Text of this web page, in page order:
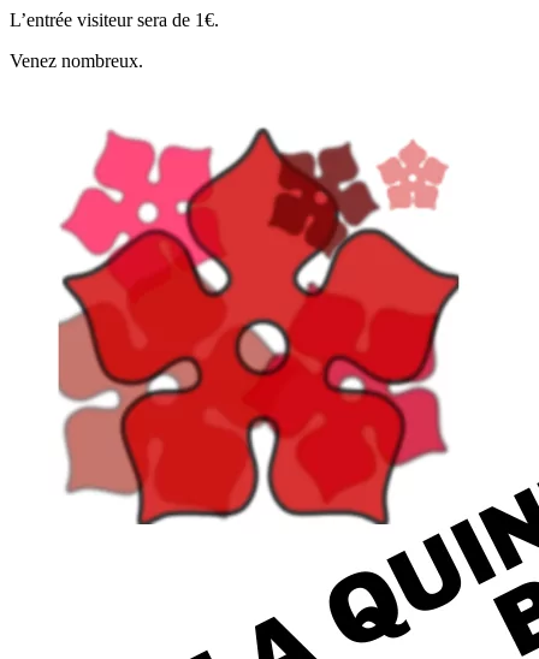
L’entrée visiteur sera de 1€.
Venez nombreux.